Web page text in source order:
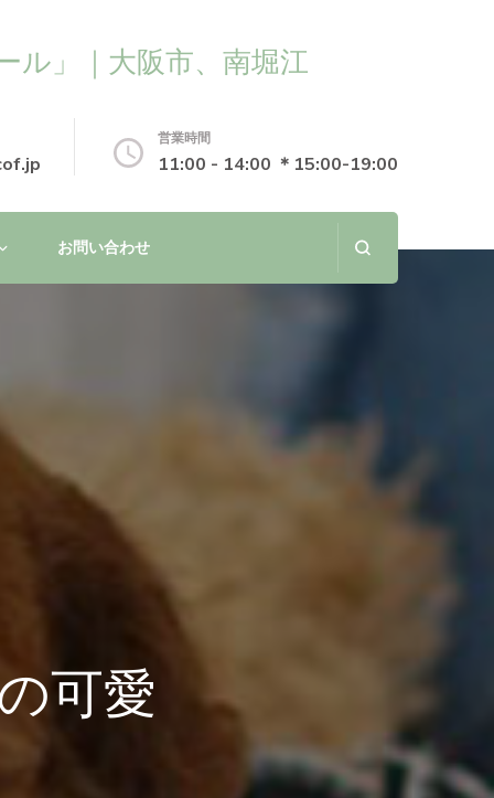
ル」｜大阪市、南堀江
営業時間
11:00 - 14:00 ＊15:00-19:00
お問い合わせ
可愛